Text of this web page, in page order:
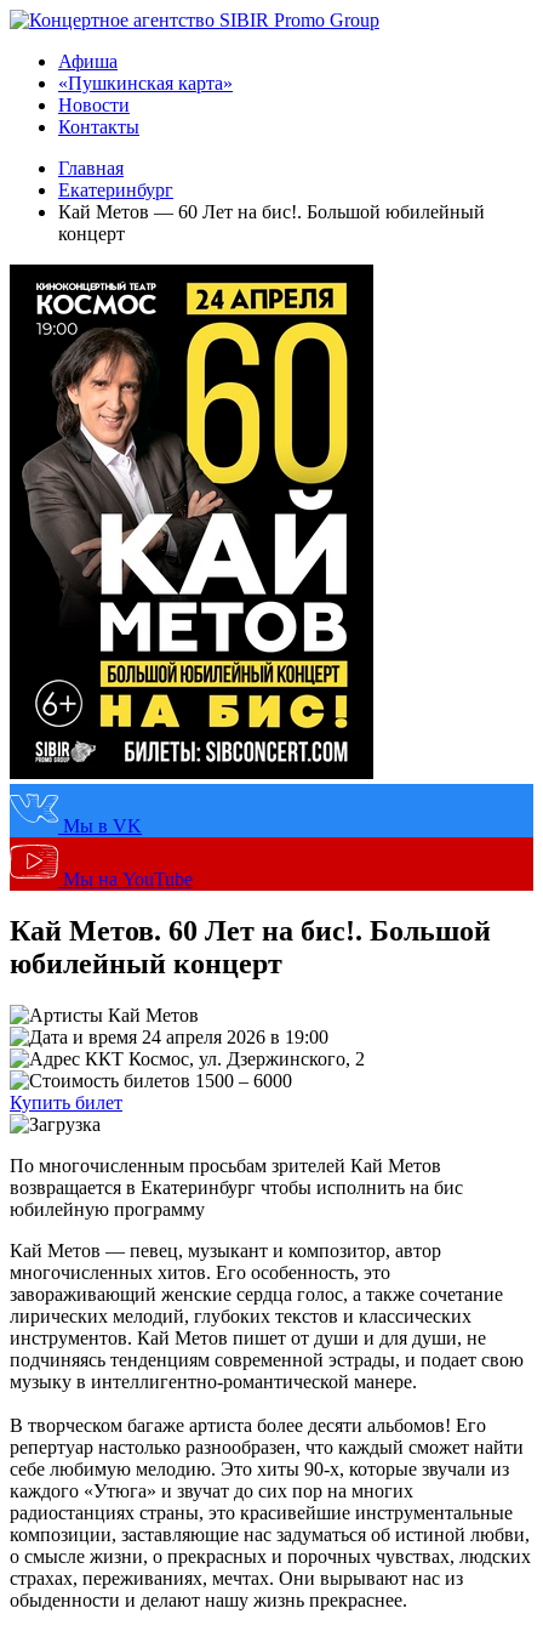
Афиша
«Пушкинская карта»
Новости
Контакты
Главная
Екатеринбург
Кай Метов — 60 Лет на бис!. Большой юбилейный
концерт
Мы в VK
Мы на YouTube
Кай Метов. 60 Лет на бис!. Большой
юбилейный концерт
Кай Метов
24 апреля 2026 в 19:00
ККТ Космос, ул. Дзержинского, 2
1500 – 6000
Купить билет
По многочисленным просьбам зрителей Кай Метов
возвращается в Екатеринбург чтобы исполнить на бис
юбилейную программу
Кай Метов — певец, музыкант и композитор, автор
многочисленных хитов. Его особенность, это
завораживающий женские сердца голос, а также сочетание
лирических мелодий, глубоких текстов и классических
инструментов. Кай Метов пишет от души и для души, не
подчиняясь тенденциям современной эстрады, и подает свою
музыку в интеллигентно-романтической манере.
В творческом багаже артиста более десяти альбомов! Его
репертуар настолько разнообразен, что каждый сможет найти
себе любимую мелодию. Это хиты 90-х, которые звучали из
каждого «Утюга» и звучат до сих пор на многих
радиостанциях страны, это красивейшие инструментальные
композиции, заставляющие нас задуматься об истиной любви,
о смысле жизни, о прекрасных и порочных чувствах, людских
страхах, переживаниях, мечтах. Они вырывают нас из
обыденности и делают нашу жизнь прекраснее.